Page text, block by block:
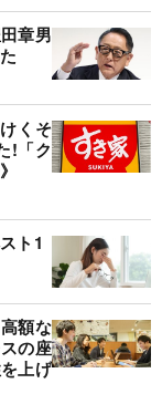
章男
くそ
!「ク
ト1
額な
の座
上げ